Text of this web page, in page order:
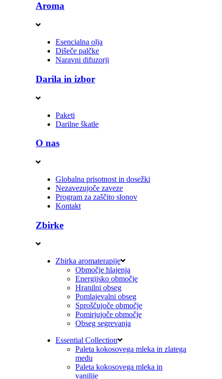
Aroma
Esencialna olja
Dišeče palčke
Naravni difuzorji
Darila in izbor
Paketi
Darilne škatle
O nas
Globalna prisotnost in dosežki
Nezavezujoče zaveze
Program za zaščito slonov
Kontakt
Zbirke
Zbirka aromaterapije
Območje hlajenja
Energijsko območje
Hranilni obseg
Pomlajevalni obseg
Sproščujoče območje
Pomirjujoče območje
Obseg segrevanja
Essential Collection
Paleta kokosovega mleka in zlatega
medu
Paleta kokosovega mleka in
vanilije